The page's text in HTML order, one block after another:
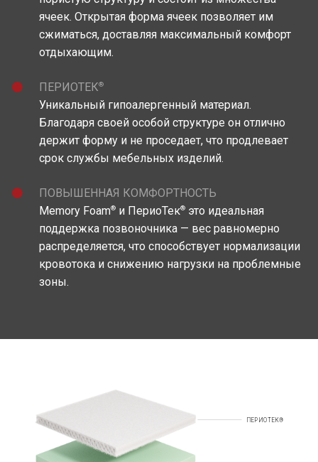
ячеек. Открытая форма ячеек позволяет им
сжиматься, доставляя максимальный комфорт
отдыхающим.
ПЕРИОТЕК®
Уникальный гипоалергенный материал.
Благодаря своей особой структуре он отлично
держит форму и не проседает, что продлевает
срок службы мебельных изделий.
ПОВЫШЕННАЯ КОМФОРТНОСТЬ
Memory Foam® и ПериоТек® это идеальная
поддержка позвоночника — вес равномерно
распределяется, что способствует нормализации
кровотока и снижению нагрузки на проблемные
зоны.
ПЕРИОТЕК®